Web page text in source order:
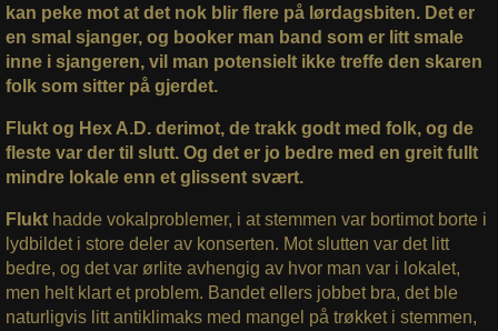
kan peke mot at det nok blir flere på lørdagsbiten. Det er
en smal sjanger, og booker man band som er litt smale
inne i sjangeren, vil man potensielt ikke treffe den skaren
folk som sitter på gjerdet.
Flukt og Hex A.D. derimot, de trakk godt med folk, og de
fleste var der til slutt. Og det er jo bedre med en greit fullt
mindre lokale enn et glissent svært.
Flukt hadde vokalproblemer, i at stemmen var bortimot borte i
lydbildet i store deler av konserten. Mot slutten var det litt
bedre, og det var ørlite avhengig av hvor man var i lokalet,
men helt klart et problem. Bandet ellers jobbet bra, det ble
naturligvis litt antiklimaks med mangel på trøkket i stemmen,